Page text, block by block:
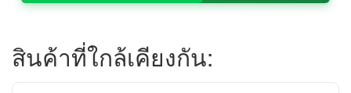
สินค้าที่ใกล้เคียงกัน: